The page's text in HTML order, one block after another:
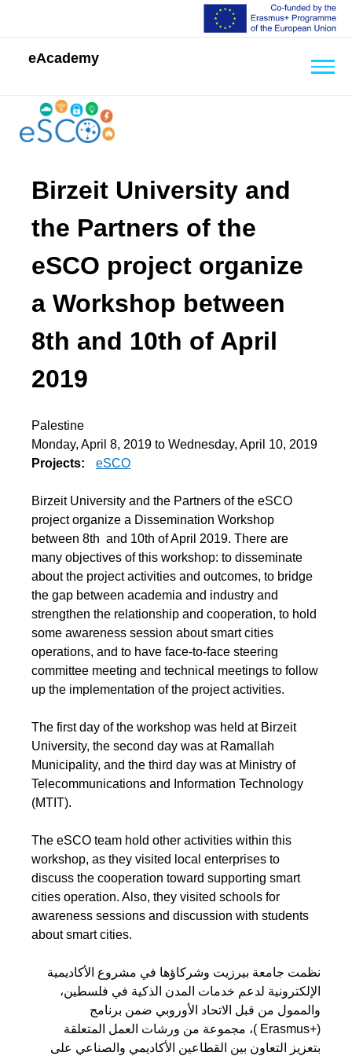
eAcademy
Back
to
top
Back
to
top
Birzeit University and
the Partners of the
eSCO project organize
a Workshop between
8th and 10th of April
2019
Palestine
Monday, April 8, 2019 to Wednesday, April 10, 2019
Projects:
eSCO
Birzeit University and the Partners of the eSCO
project organize a Dissemination Workshop
between 8th and 10th of April 2019. There are
many objectives of this workshop: to disseminate
about the project activities and outcomes, to bridge
the gap between academia and industry and
strengthen the relationship and cooperation, to hold
some awareness session about smart cities
operations, and to have face-to-face steering
committee meeting and technical meetings to follow
up the implementation of the project activities.
The first day of the workshop was held at Birzeit
University, the second day was at Ramallah
Municipality, and the third day was at Ministry of
Telecommunications and Information Technology
(MTIT).
The eSCO team hold other activities within this
workshop, as they visited local enterprises to
discuss the cooperation toward supporting smart
cities operation. Also, they visited schools for
awareness sessions and discussion with students
about smart cities.
نظمت جامعة بيرزيت وشركاؤها في مشروع الأكاديمية
الإلكترونية لدعم خدمات المدن الذكية في فلسطين،
والممول من قبل الاتحاد الأوروبي ضمن برنامج
(+Erasmus )، مجموعة من ورشات العمل المتعلقة
بتعزيز التعاون بين القطاعين الأكاديمي والصناعي على